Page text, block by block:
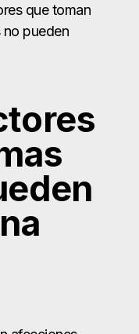
que toman
pueden